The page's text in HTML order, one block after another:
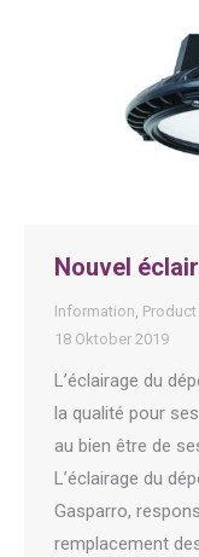
Nouvel
Information Product
18 Oktober 2019
L’éclairage du
la qualité pour
au bien être de
L’éclairage du
Gasparro,
remplacement